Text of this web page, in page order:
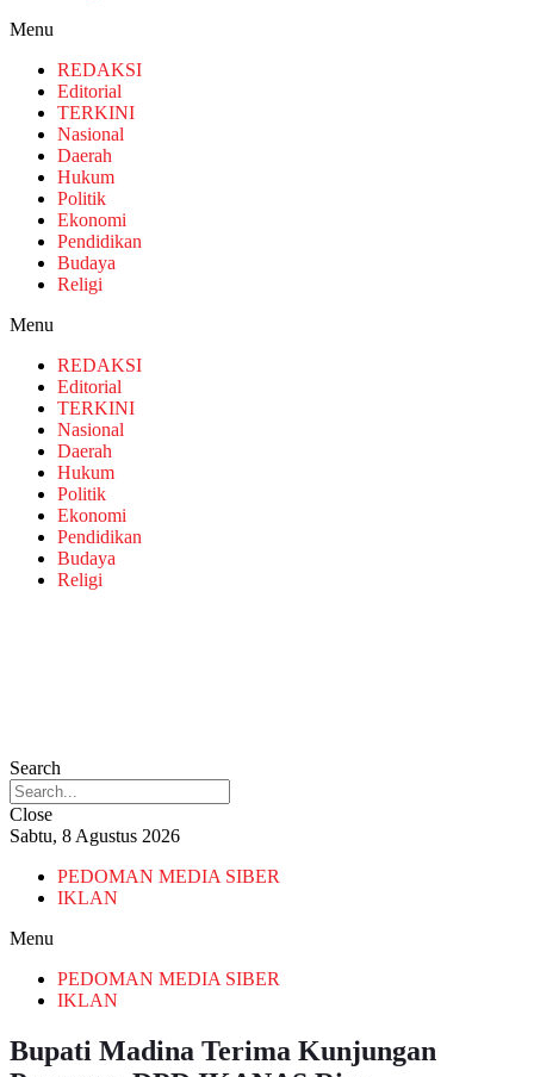
Menu
REDAKSI
Editorial
TERKINI
Nasional
Daerah
Hukum
Politik
Ekonomi
Pendidikan
Budaya
Religi
Menu
REDAKSI
Editorial
TERKINI
Nasional
Daerah
Hukum
Politik
Ekonomi
Pendidikan
Budaya
Religi
Search
Close
Sabtu, 8 Agustus 2026
PEDOMAN MEDIA SIBER
IKLAN
Menu
PEDOMAN MEDIA SIBER
IKLAN
Bupati Madina Terima Kunjungan